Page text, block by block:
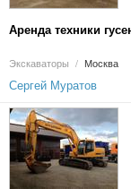
Аренда техники
Экскаваторы / Москва
Сергей Муратов